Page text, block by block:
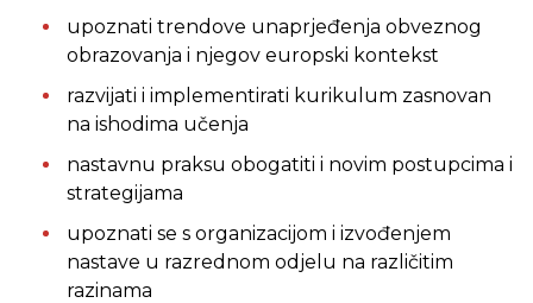
upoznati trendove unaprjeđenja obveznog
obrazovanja i njegov europski kontekst
razvijati i implementirati kurikulum zasnovan
na ishodima učenja
nastavnu praksu obogatiti i novim postupcima i
strategijama
upoznati se s organizacijom i izvođenjem
nastave u razrednom odjelu na različitim
razinama